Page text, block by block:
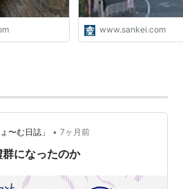
www.sankei.com
〜む日誌」 • 7ヶ月前
になったのか